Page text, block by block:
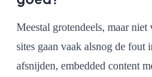
Meestal grotendeels, maar
sites gaan vaak alsnog de fout
afsnijden, embedded content